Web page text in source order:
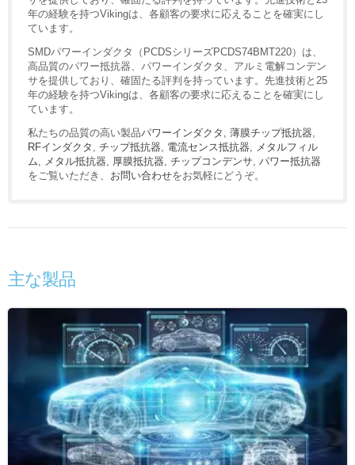
年の経験を持つVikingは、各顧客の要求に応えることを確実にし
ています。
SMDパワーインダクタ（PCDSシリーズPCDS74BMT220）は、
高品質のパワー抵抗器、パワーインダクタ、アルミ電解コンデン
サを提供しており、確固たる評判を持っています。先進技術と25
年の経験を持つVikingは、各顧客の要求に応えることを確実にし
ています。
私たちの品質の高い製品パワーインダクタ , 薄膜チップ抵抗器,
RFインダクタ , チップ抵抗器, 電流センス抵抗器, メタルフィル
ム, メタル抵抗器, 厚膜抵抗器, チップコンデンサ, パワー抵抗器
をご覧いただき、 お問い合わせをお気軽にどうぞ。
主な製品